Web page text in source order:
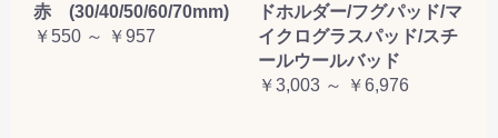
赤 (30/40/50/60/70mm)
￥550 ～ ￥957
ドホルダー/フグパッド/マ
イクログラスパッド/スチ
ールウールバッド
￥3,003 ～ ￥6,976